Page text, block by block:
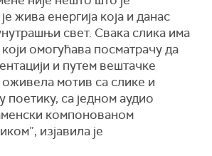
жива енергија која и данас
свет. Свака слика има
који омогућава посматрачу да
и путем вештачке
оживела мотив са слике и
поетику, са једном аудио
компонованом
изјавила је